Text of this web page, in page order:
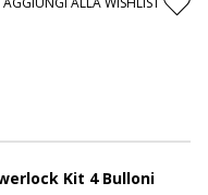
Kit 4 Bulloni